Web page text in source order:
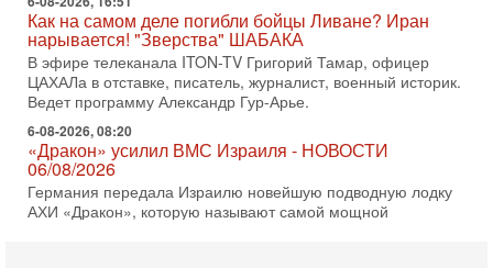
6-08-2026, 08:20
«Дракон» усилил ВМС Израиля - НОВОСТИ
06/08/2026
Германия передала Израилю новейшую подводную лодку
АХИ «Дракон», которую называют самой мощной
субмариной на Ближнем Востоке. Передача прошла на
5-08-2026, 18:16
Сколько ещё Нетаниягу продержится у власти?
«Нетаниягу вечен?» — почему предстоящие выборы в
Израиле могут стать самыми интригующими? Биньямин
Нетаниягу снова уверенно заявляет, что победа на